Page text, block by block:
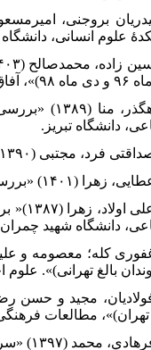
علوم انسانی،
۱۷(۶۳)، ۱۰۳-۱۳۳.
۹. رهگذر،
دانشگاه تبریز.
۱۲.
دانشگاه شهید چمران
بالغ تهرانی)». علوم اجتماعی،
مطالعات فرهنگی و